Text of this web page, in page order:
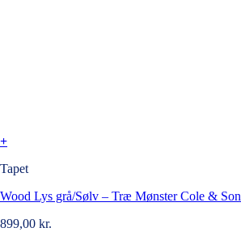
+
Tapet
Wood Lys grå/Sølv – Træ Mønster Cole & Son
899,00 kr.